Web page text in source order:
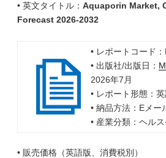
• 英文タイトル： Aquaporin Market,
Forecast 2026-2032
• レポートコード
• 出版社/出版日：
2026年7月
• レポート形態：
• 納品方法：Eメー
• 産業分類：ヘル
• 販売価格（英語版、消費税別）